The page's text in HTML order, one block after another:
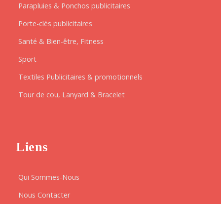
Parapluies & Ponchos publicitaires
Porte-clés publicitaires
Santé & Bien-être, Fitness
Sport
Textiles Publicitaires & promotionnels
Tour de cou, Lanyard & Bracelet
Liens
Qui Sommes-Nous
Nous Contacter